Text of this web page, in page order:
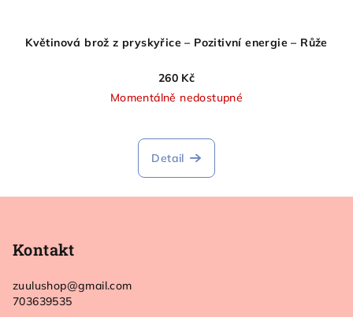
Květinová brož z pryskyřice – Pozitivní energie – Růže
260 Kč
Momentálně nedostupné
Detail
Kontakt
zuulushop@gmail.com
703639535